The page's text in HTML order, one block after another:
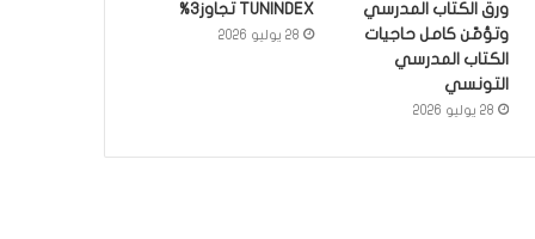
ورق الكتاب المدرسي
وتؤمّن كامل حاجيات
الكتاب المدرسي
التونسي
28 يوليو 2026
TUNINDEX تجاوز3%
28 يوليو 2026